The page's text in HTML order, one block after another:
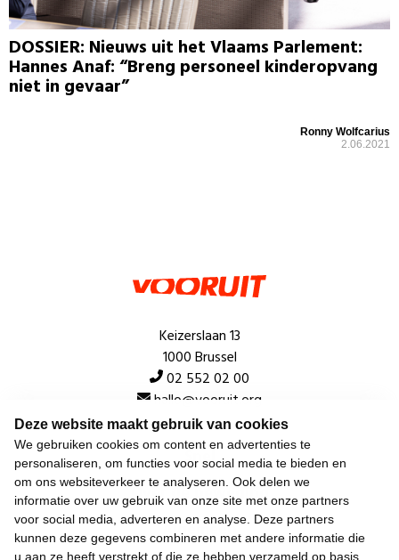
Deze website maakt gebruik van cookies
We gebruiken cookies om content en advertenties te
personaliseren, om functies voor social media te bieden en
om ons websiteverkeer te analyseren. Ook delen we
informatie over uw gebruik van onze site met onze partners
voor social media, adverteren en analyse. Deze partners
kunnen deze gegevens combineren met andere informatie die
u aan ze heeft verstrekt of die ze hebben verzameld op basis
DOSSIER: Nieuws uit het Vlaams Parlement:
Hannes Anaf: “Breng personeel kinderopvang
niet in gevaar”
Ronny Wolfcarius
2.06.2021
Keizerslaan 13
1000 Brussel
02 552 02 00
hallo@vooruit.org
Snel
Over de beweging
Algemeen